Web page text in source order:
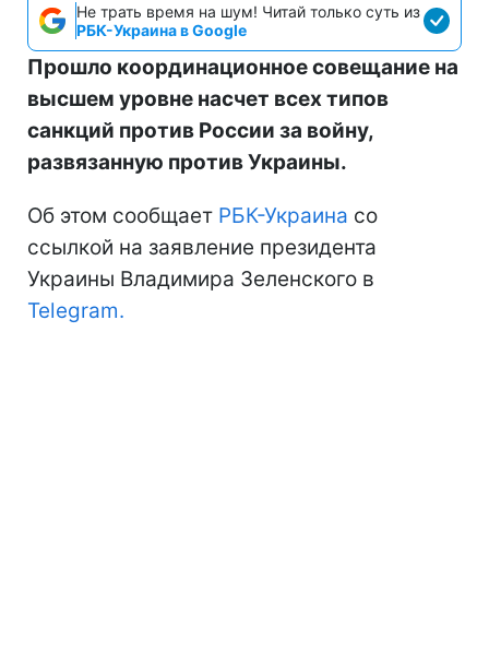
Не трать время на шум! Читай только суть из
РБК-Украина в Google
Прошло координационное совещание на
высшем уровне насчет всех типов
санкций против России за войну,
развязанную против Украины.
Об этом сообщает РБК-Украина со
ссылкой на заявление президента
Украины Владимира Зеленского в
Telegram.